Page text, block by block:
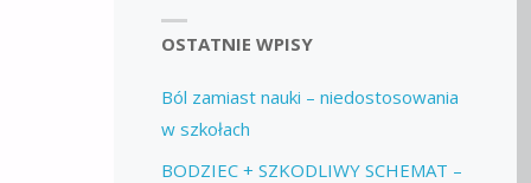
OSTATNIE WPISY
Ból zamiast nauki – niedostosowania
w szkołach
BODZIEC + SZKODLIWY SCHEMAT –